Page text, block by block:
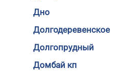
Дно
Долгодеревенское
Долгопрудный
Домбай кп